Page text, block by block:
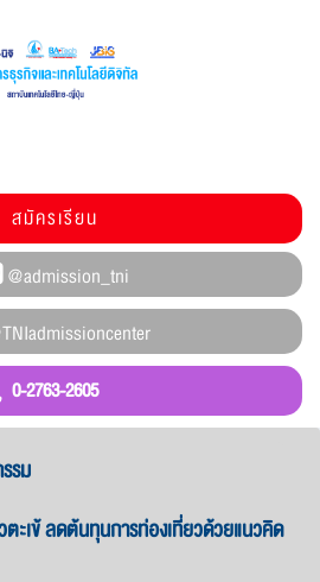
0-2763-2605
สมัครเรียน
รม
เข้ ลดต้นทุนการท่องเที่ยวด้วยแนวคิด